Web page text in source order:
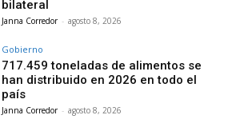
bilateral
Janna Corredor - agosto 8, 2026
Gobierno
717.459 toneladas de alimentos se
han distribuido en 2026 en todo el
país
Janna Corredor - agosto 8, 2026